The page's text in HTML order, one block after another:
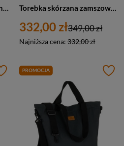
Torebka zamszowa skórzana damska Barberini's 1008-11 shopper A4 ciemnobrązowa Torebka skórzana zamszowa damska Barberini's 1008-9 shopper A4 ciemnobeżowa
332,00 zł
Najniższa cena: 332,00 zł
349,00 zł
PROMOCJA